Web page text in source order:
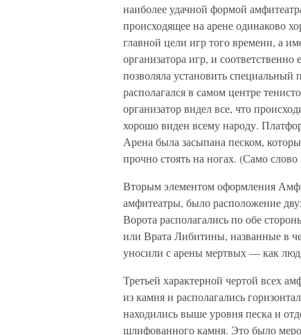
наиболее удачной формой
происходящее на арене одинаково
главной цели игр того времени, а
организатора игр, и
позволяла установить специальный
располагался в самом центре
организатор видел все, что
хорошо виден всему народу.
Арена была засыпана песком,
прочно стоять на ногах. (Само
Вторым элементом оформления
амфитеатры, было расположение
Ворота располагались по обе
или Врата Либитины, названные в
уносили с арены мертвых — как
Третьей характерной чертой всех
из камня и располагались
находились выше уровня песка и
шлифованного камня. Это было